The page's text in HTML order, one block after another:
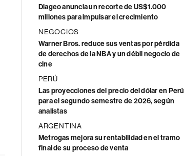
Diageo anuncia un recorte de US$1.000
millones para impulsar el crecimiento
NEGOCIOS
Warner Bros. reduce sus ventas por pérdida
de derechos de la NBA y un débil negocio de
cine
PERÚ
Las proyecciones del precio del dólar en Perú
para el segundo semestre de 2026, según
analistas
ARGENTINA
Metrogas mejora su rentabilidad en el tramo
final de su proceso de venta